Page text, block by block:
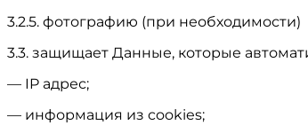
3.2.5. фотографию (при необходимости)
3.3. защищает Данные, которые
— IP адрес;
— информация из cookies;